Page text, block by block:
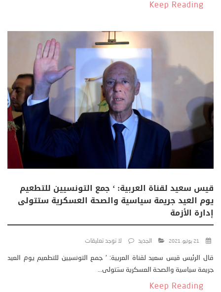
Keep Reading
قيس سعيد لقناة العربية: ‘ جمع التونسيين للتطعيم
يوم العيد جريمة سياسية والصحة العسكرية ستتولى
إدارة الأزمة
21 يوليو، 2021 الجديد لا توجد تعليقات
قال الرئيس قيس سعيد لقناة العربية: ' جمع التونسيين للتطعيم يوم العيد
جريمة سياسية والصحة العسكرية ستتولى...
Keep Reading